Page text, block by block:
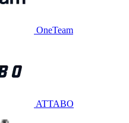
OneTeam
ATTABO